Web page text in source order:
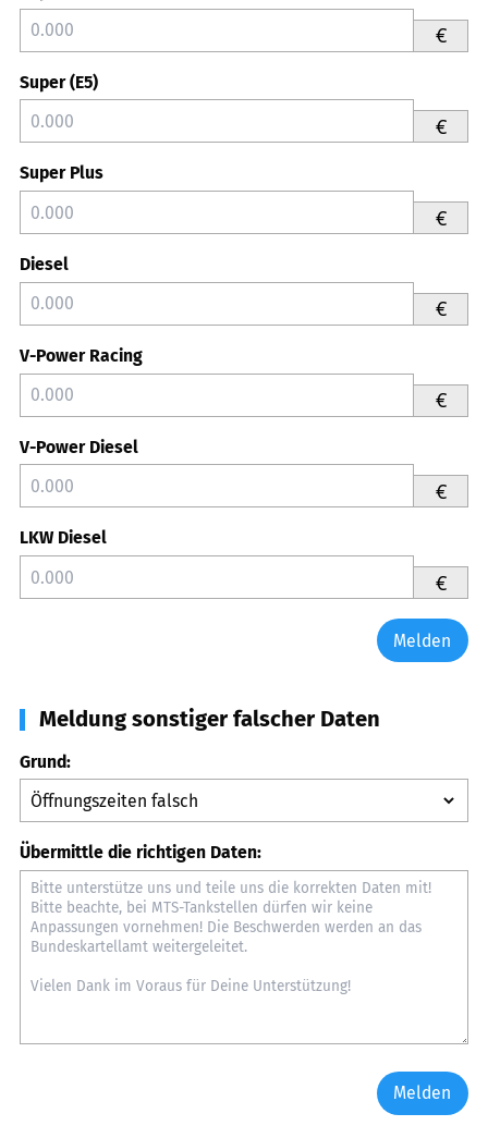
€
Super (E5)
€
Super Plus
€
Diesel
€
V-Power Racing
€
V-Power Diesel
€
LKW Diesel
€
Melden
Meldung sonstiger falscher Daten
Grund:
Übermittle die richtigen Daten:
Melden